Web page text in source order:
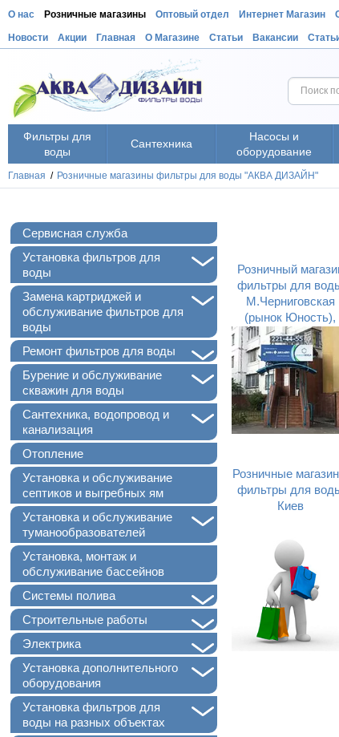
О нас Розничные магазины Оптовый отдел Интернет Магазин
Новости Акции Главная О Магазине Статьи Вакансии
Фильтры для
воды
Сантехника
Насосы и
оборудование
Главная / Розничные магазины фильтры для воды "АКВА ДИЗАЙН"
Сервисная служба
+
Установка фильтров для
воды
Замена картриджей и
обслуживание фильтров для
воды
+
Ремонт фильтров для воды
+
Бурение и обслуживание
скважин для воды
+
Сантехника, водопровод и
канализация
Отопление
Установка и обслуживание
септиков и выгребных ям
+
Установка и обслуживание
туманообразователей
Установка, монтаж и
обслуживание бассейнов
Системы полива
Строительные работы
Электрика
+
Установка дополнительного
оборудования
+
Установка фильтров для
воды на разных объектах
Розничный
фильтры для
М.Черниговская
(рынок Юность),
Киев, ул.
Миропольская 37
Розничные
фильтры для
Киев